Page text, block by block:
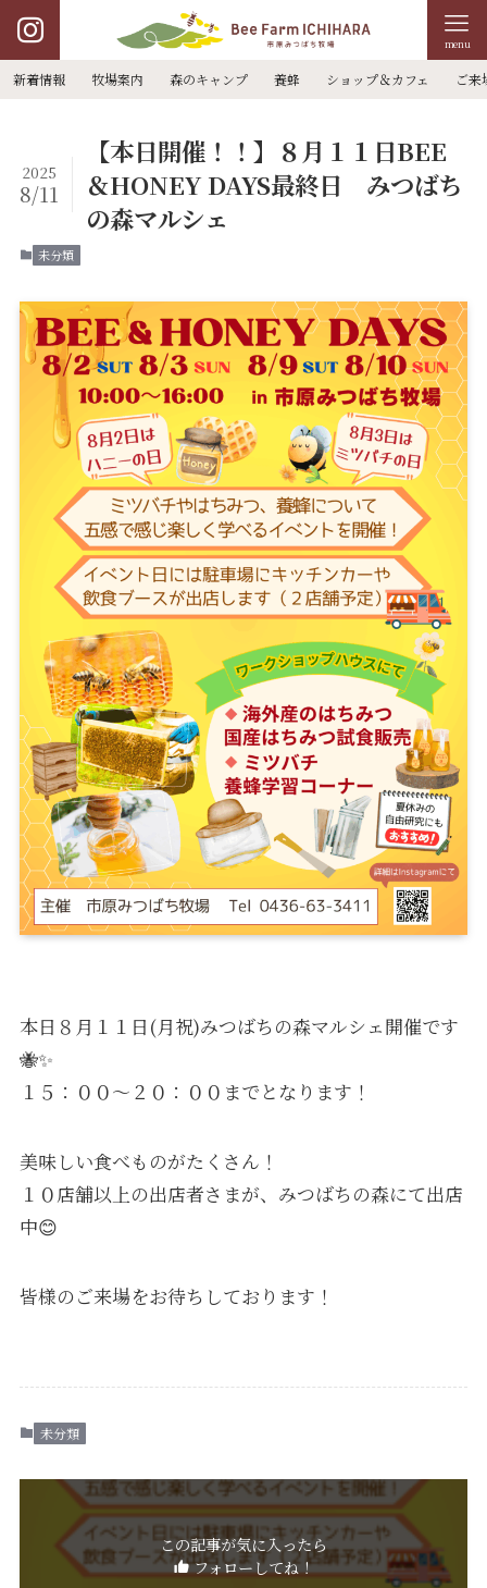
menu
新着情報 牧場案内 森のキャンプ 養蜂 ショップ＆カフェ ご来
【本日開催！！】８月１１日BEE
＆HONEY DAYS最終日 みつばち
の森マルシェ
2025
8/11
未分類
本日８月１１日(月祝)みつばちの森マルシェ開催です
🐝✨
１５：００～２０：００までとなります！
美味しい食べものがたくさん！
１０店舗以上の出店者さまが、みつばちの森にて出店
中😊
皆様のご来場をお待ちしております！
未分類
この記事が気に入ったら
フォローしてね！